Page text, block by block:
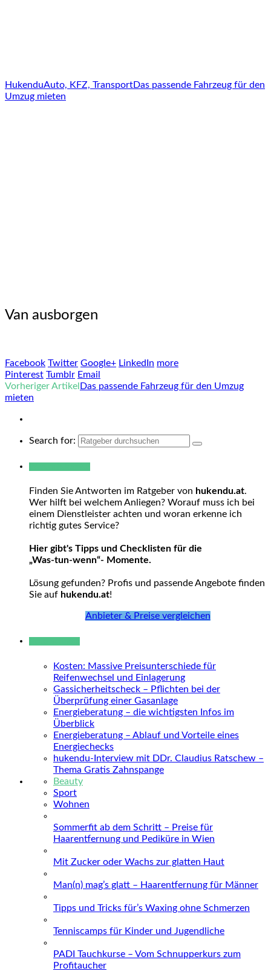
HukenduAuto, KFZ, TransportDas passende Fahrzeug für den
Umzug mieten
Van ausborgen
Facebook Twitter Google+ LinkedIn more
Pinterest Tumblr Email
Vorheriger Artikel Das passende Fahrzeug für den Umzug
mieten
Search for:
Finden Sie Antworten im Ratgeber von hukendu.at.
Wer hilft bei welchem Anliegen? Worauf muss ich bei
einem Dienstleister achten und woran erkenne ich
richtig gutes Service?
Hier gibt's Tipps und Checklisten für die
„Was-tun-wenn“- Momente.
Lösung gefunden? Profis und passende Angebote finden
Sie auf hukendu.at!
Anbieter & Preise vergleichen
Kosten: Massive Preisunterschiede für
Reifenwechsel und Einlagerung
Gassicherheitscheck – Pflichten bei der
Überprüfung einer Gasanlage
Energieberatung – die wichtigsten Infos im
Überblick
Energieberatung – Ablauf und Vorteile eines
Energiechecks
hukendu-Interview mit DDr. Claudius Ratschew –
Thema Gratis Zahnspange
Beauty
Sport
Wohnen
Sommerfit ab dem Schritt – Preise für
Haarentfernung und Pediküre in Wien
Mit Zucker oder Wachs zur glatten Haut
Man(n) mag’s glatt – Haarentfernung für Männer
Tipps und Tricks für’s Waxing ohne Schmerzen
Tenniscamps für Kinder und Jugendliche
PADI Tauchkurse – Vom Schnupperkurs zum
Profitaucher